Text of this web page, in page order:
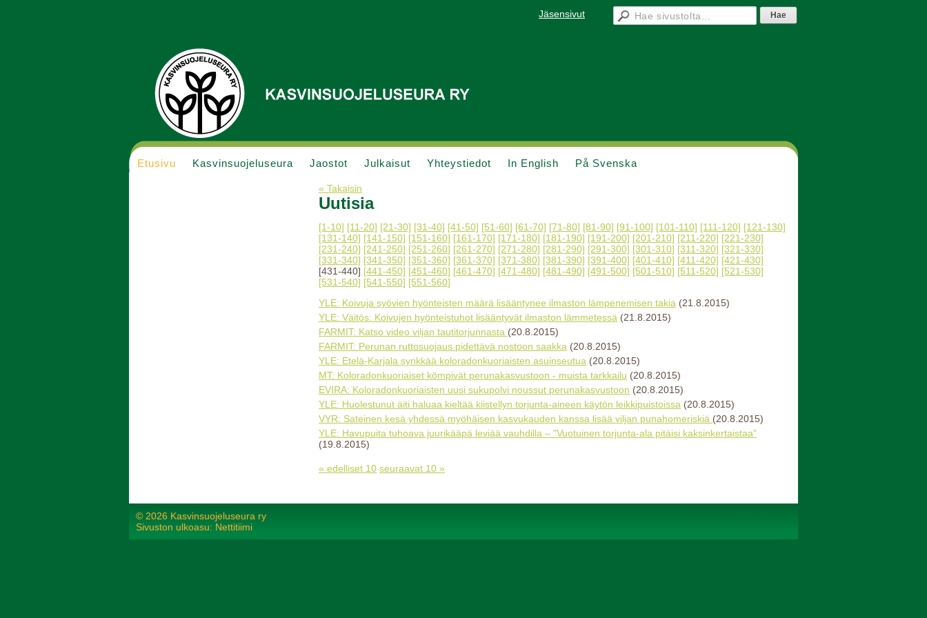
Jäsensivut
Etusivu Kasvinsuojeluseura Jaostot Julkaisut Yhteystiedot In English På Svenska
« Takaisin
Uutisia
[1-10] [11-20] [21-30] [31-40] [41-50] [51-60] [61-70] [71-80] [81-90] [91-100] [101-110] [111-120] [121-130]
[131-140] [141-150] [151-160] [161-170] [171-180] [181-190] [191-200] [201-210] [211-220] [221-230]
[231-240] [241-250] [251-260] [261-270] [271-280] [281-290] [291-300] [301-310] [311-320] [321-330]
[331-340] [341-350] [351-360] [361-370] [371-380] [381-390] [391-400] [401-410] [411-420] [421-430]
[431-440] [441-450] [451-460] [461-470] [471-480] [481-490] [491-500] [501-510] [511-520] [521-530]
[531-540] [541-550] [551-560]
YLE: Koivuja syövien hyönteisten määrä lisääntynee ilmaston lämpenemisen takia (21.8.2015)
YLE: Väitös: Koivujen hyönteistuhot lisääntyvät ilmaston lämmetessä (21.8.2015)
FARMIT: Katso video viljan tautitorjunnasta (20.8.2015)
FARMIT: Perunan ruttosuojaus pidettävä nostoon saakka (20.8.2015)
YLE: Etelä-Karjala synkkää koloradonkuoriaisten asuinseutua (20.8.2015)
MT: Koloradonkuoriaiset kömpivät perunakasvustoon - muista tarkkailu (20.8.2015)
EVIRA: Koloradonkuoriaisten uusi sukupolvi noussut perunakasvustoon (20.8.2015)
YLE: Huolestunut äiti haluaa kieltää kiistellyn torjunta-aineen käytön leikkipuistoissa (20.8.2015)
VYR: Sateinen kesä yhdessä myöhäisen kasvukauden kanssa lisää viljan punahomeriskiä (20.8.2015)
YLE: Havupuita tuhoava juurikääpä leviää vauhdilla – "Vuotuinen torjunta-ala pitäisi kaksinkertaistaa"
(19.8.2015)
« edelliset 10 seuraavat 10 »
© 2026 Kasvinsuojeluseura ry
Sivuston ulkoasu: Nettitiimi